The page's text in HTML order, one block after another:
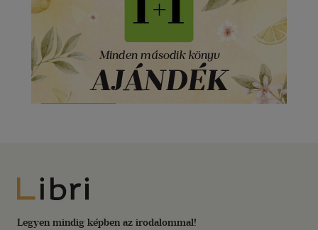
Libri
Legyen mindig képben az irodalommal!